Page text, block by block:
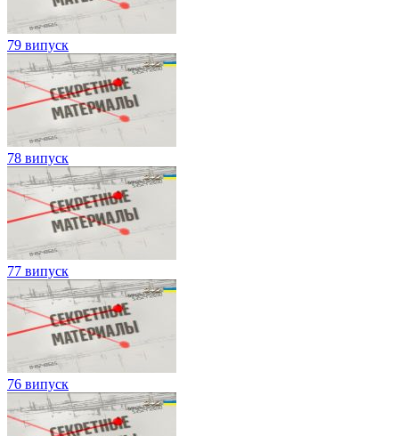
79 випуск
78 випуск
77 випуск
76 випуск